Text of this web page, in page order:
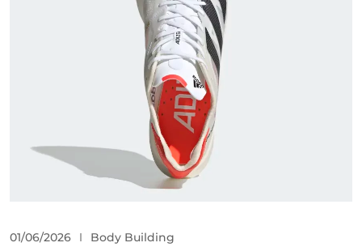
01/06/2026 Body Building